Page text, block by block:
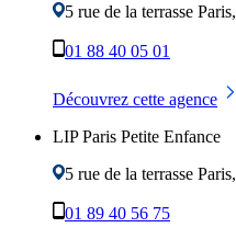
5 rue de la terrasse Paris,
01 88 40 05 01
Découvrez cette agence
LIP Paris Petite Enfance
5 rue de la terrasse Paris,
01 89 40 56 75